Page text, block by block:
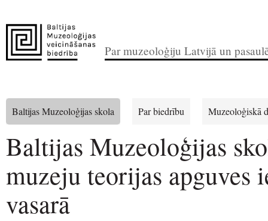
Par muzeoloģiju Latvijā un
Baltijas Muzeoloģijas skola Par biedrību Muzeoloģiskā
Baltijas Muzeoloģijas
muzeju teorijas apguves
vasarā